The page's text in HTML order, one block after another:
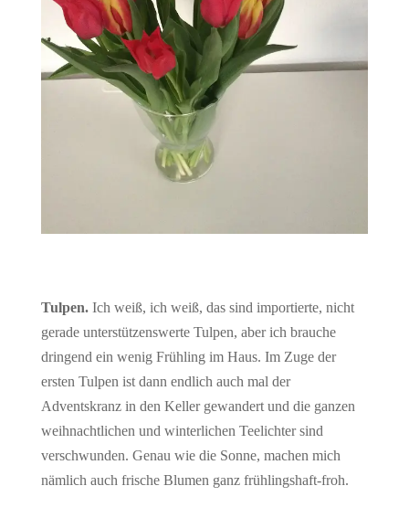
Tulpen.Ich weiß, ich weiß, das sind importierte, nicht
gerade unterstützenswerte Tulpen, aber ich brauche
dringend ein wenig Frühling im Haus. Im Zuge der
ersten Tulpen ist dann endlich auch mal der
Adventskranz in den Keller gewandert und die ganzen
weihnachtlichen und winterlichen Teelichter sind
verschwunden. Genau wie die Sonne, machen mich
nämlich auch frische Blumen ganz frühlingshaft-froh.